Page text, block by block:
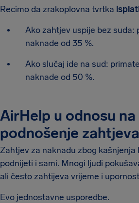
Recimo da zrakoplovna tvrtka
Ako zahtjev uspije bez suda:
naknade od 35 %.
Ako slučaj ide na sud: primate
naknade od 50 %.
AirHelp u odnosu
podnošenje zahtjeva
Zahtjev za naknadu zbog kašnjenja
podnijeti i sami. Mnogi ljudi
ali često zahtijeva vrijeme i
Evo jednostavne usporedbe.